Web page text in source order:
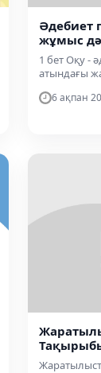
Әдебиет
жұмыс
1 бет Оқу -
атындағы
6 ақпан